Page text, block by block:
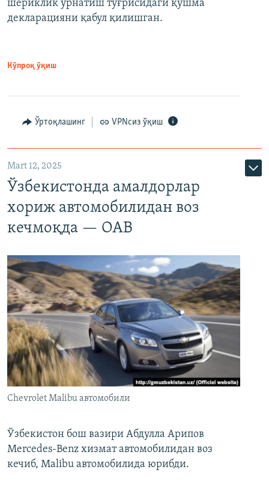
шериклик ўрнатиш тўғрисидаги қўшма
декларацияни қабул қилишган.
Кўпроқ ўқиш
Ўртоқлашинг VPNсиз ўқиш
Mart 12, 2025
Ўзбекистонда амалдорлар
хориж автомобилидан воз
кечмоқда — ОАВ
Chevrolet Malibu автомобили
Ўзбекистон бош вазири Абдулла Арипов
Mercedes-Benz хизмат автомобилидан воз
кечиб, Malibu автомобилида юрибди.